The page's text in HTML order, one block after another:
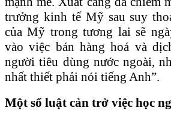
trưởng kinh tế Mỹ sau suy
của Mỹ trong tương lai sẽ
vào việc bán hàng hoá và
người tiêu dùng nước ngoài,
nhất thiết phải nói tiếng Anh”.
Một số luật cản trở việc học